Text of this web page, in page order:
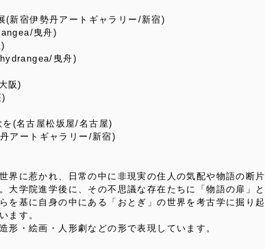
(新宿伊勢丹アートギャラリー/新宿)
曳舟)
曳舟)
阪)
(名古屋松坂屋/名古屋)
アートギャラリー/新宿)
界に惹かれ、日常の中に非現実の住人の気配や物語の断片
大学院進学後に、その不思議な存在たちに「物語の扉」と
を基に自身の中にある「おとぎ」の世界を考古学に掘り起
ます。
形・絵画・人形劇などの形で表現しています。